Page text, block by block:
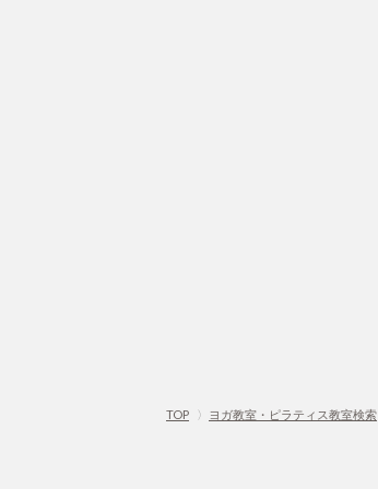
TOP 〉 ヨガ教室・ピラティス教室検索